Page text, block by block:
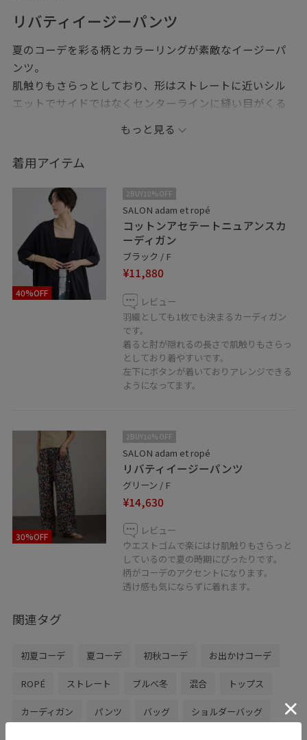
リバティイージーパンツ
夏のコーデを彩る柄とカラーリングが素敵なイージーパ
ンツ。
肌触りもさらっとしており、形はストレートに近いシル
エットでサイドではなくセンターラインに縫い目がくる
おうちでもイージーケアできるのも嬉しいポイントで
す。
※靴とネックレスは私物になります。
※店頭及び屋外での撮影画像は、光のあたり具合で色味
が異なって見える場合がございます。
商品の色味はスタジオ撮影の画像をご参照下さい。
LINEでロペスタッフに相談は【友だち追加】をタップし
▪️♡ボタンを押してお気に入り！
や商品がチェックしやすくなります。
スタッフ・店舗TOPのフォローも合わせてご利用くださ
もっと見る
着用アイテム
40%OFF
2BUY10%OFF
SALON adam et ropé
コットンアセテートニュアンスカ
ーディガン
ブラック / F
¥11,880
レビュー
羽織としても1枚でも決まるカーディガン
です。
着ると肘が隠れるの長さで肌触りもさらっ
としており着やすいです。
左下にボタンが着いておりアレンジできる
ようになってます。
30%OFF
2BUY10%OFF
SALON adam et ropé
リバティイージーパンツ
グリーン / F
¥14,630
レビュー
ウエストゴムで楽にはけ肌触りもさらっと
しているので夏の時期にぴったりです。
柄がコーデのアクセントになります。
透け感も気にならずに着れます。
関連タグ
初夏コーデ 夏コーデ 初秋コーデ お出かけコーデ
ROPÉ ストレート ブルべ冬 混合 トップス
カーディガン パンツ バッグ ショルダーバッグ